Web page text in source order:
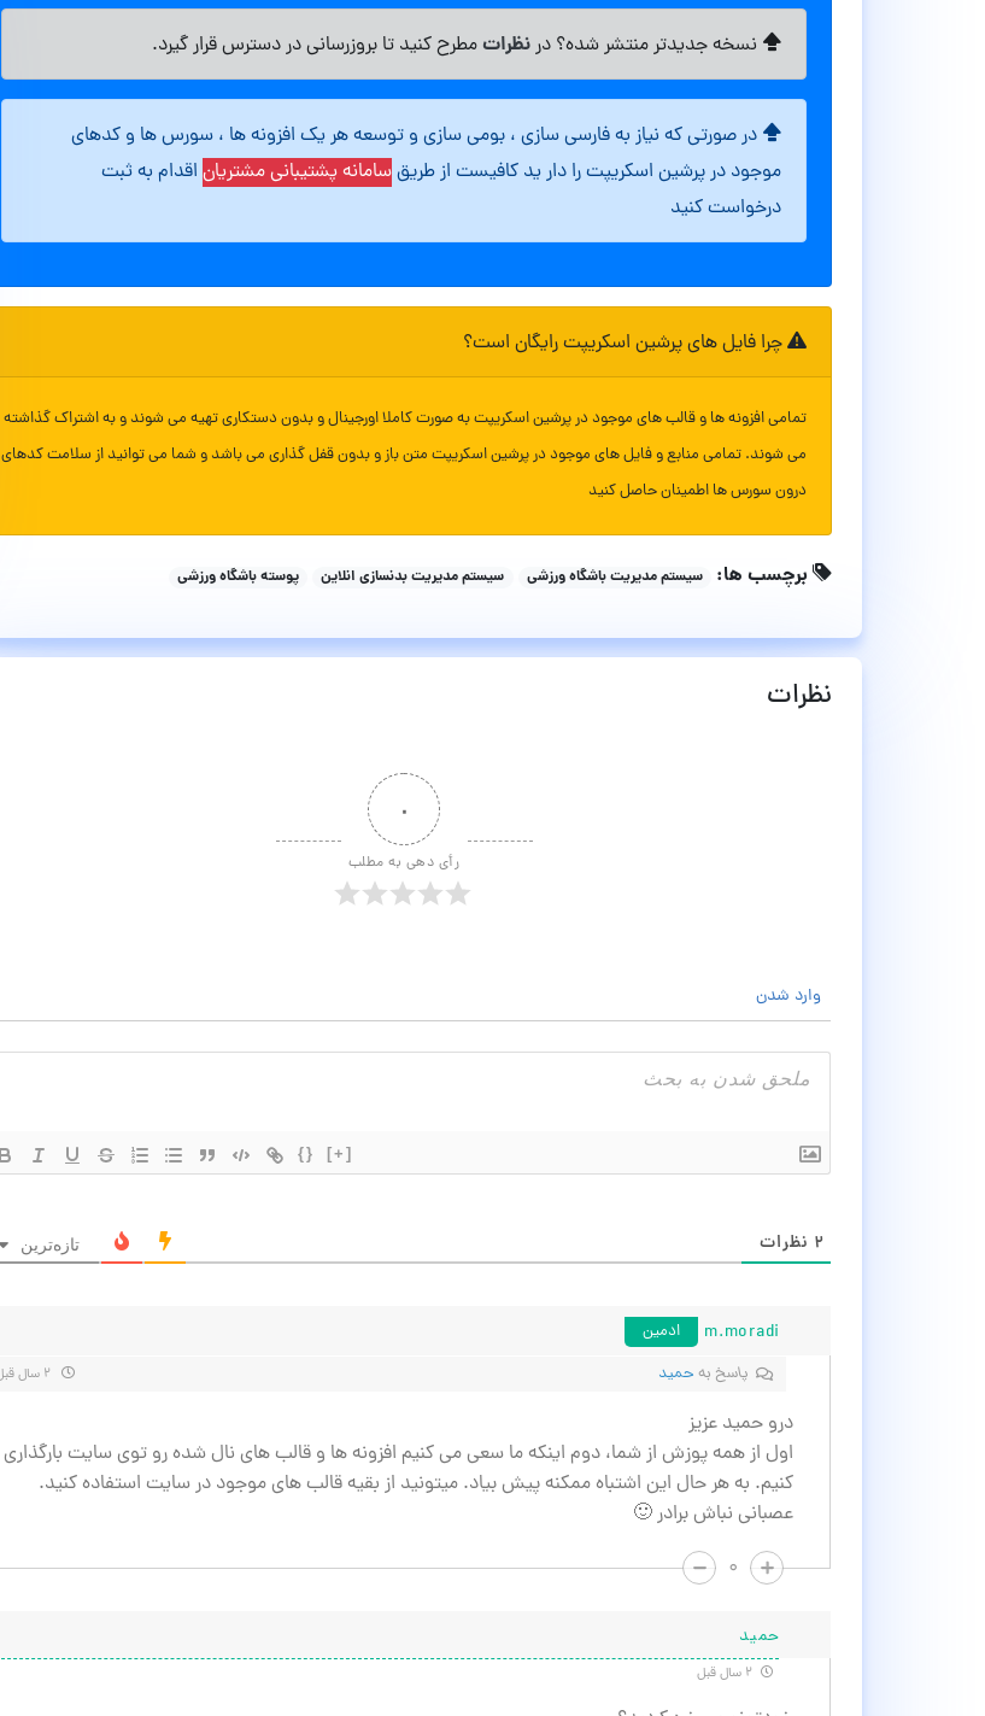
نسخه جدیدتر منتشر شده؟ درنظراتمطرح کنید تا بروزرسانی در دسترس قرار گیرد.
در صورتی که نیاز به فارسی سازی ، بومی سازی و توسعه هر یک افزونه ها ، سورس ها و کدهای
موجود در پرشین اسکریپت را دار ید کافیست از طریقسامانه پشتیبانی مشتریان اقدام به ثبت
درخواست کنید
چرا فایل های پرشین اسکریپت رایگان است؟
تمامی افزونه ها و قالب های موجود در پرشین اسکریپت به صورت کاملا اورجینال و بدون دستکاری تهیه می شوند و به اشتراک گذاشته
می شوند. تمامی منابع و فایل های موجود در پرشین اسکریپت متن باز و بدون قفل گذاری می باشد و شما می توانید از سلامت کدهای
درون سورس ها اطمینان حاصل کنید
برچسب ها: سیستم مدیریت باشگاه ورزشی سیستم مدیریت بدنسازی انلاین پوسته باشگاه ورزشی
نظرات
۰
رأی دهی به مطلب
وارد شدن
{} [+]
۲ نظرات تازه‌ترین
m.moradi
ادمین
پاسخ به حمید
درو حمید عزیز
اول از همه پوزش از شما، دوم اینکه ما سعی می کنیم افزونه ها و قالب های نال شده رو توی سایت بارگذاری
کنیم. به هر حال این اشتباه ممکنه پیش بیاد. میتونید از بقیه قالب های موجود در سایت استفاده کنید.
عصبانی نباش برادر 🙂
۰
حمید